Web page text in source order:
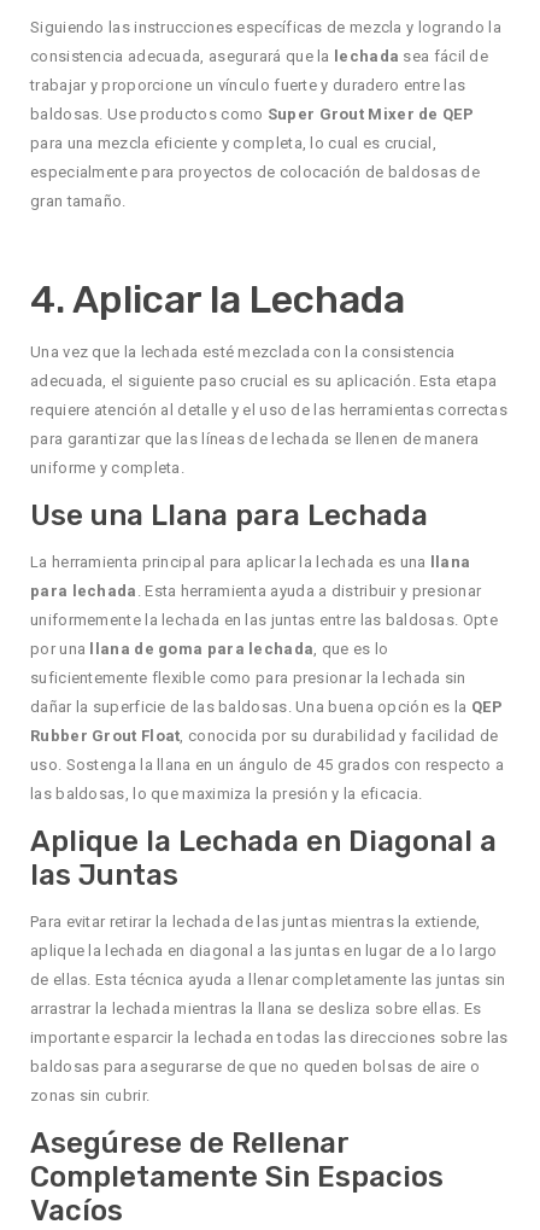
Siguiendo las instrucciones específicas de mezcla y logrando la
consistencia adecuada, asegurará que la
lechada sea fácil de
trabajar y proporcione un vínculo fuerte y duradero entre las
baldosas. Use productos como Super Grout Mixer de QEP
para una mezcla eficiente y completa, lo cual es crucial,
especialmente para proyectos de colocación de baldosas de
gran tamaño.
4. Aplicar la Lechada
Una vez que la lechada esté mezclada con la consistencia
adecuada, el siguiente paso crucial es su aplicación. Esta etapa
requiere atención al detalle y el uso de las herramientas correctas
para garantizar que las líneas de lechada se llenen de manera
uniforme y completa.
Use una Llana para Lechada
La herramienta principal para aplicar la lechada es una
llana
para lechada . Esta herramienta ayuda a distribuir y presionar
uniformemente la lechada en las juntas entre las baldosas. Opte
por una
llana de goma para lechada, que es lo
suficientemente flexible como para presionar la lechada sin
dañar la superficie de las baldosas. Una buena opción es la QEP
Rubber Grout Float, conocida por su durabilidad y facilidad de
uso. Sostenga la llana en un ángulo de 45 grados con respecto a
las baldosas, lo que maximiza la presión y la eficacia.
Aplique la Lechada en Diagonal a
las Juntas
Para evitar retirar la lechada de las juntas mientras la extiende,
aplique la lechada en diagonal a las juntas en lugar de a lo largo
de ellas. Esta técnica ayuda a llenar completamente las juntas sin
arrastrar la lechada mientras la llana se desliza sobre ellas. Es
importante esparcir la lechada en todas las direcciones sobre las
baldosas para asegurarse de que no queden bolsas de aire o
zonas sin cubrir.
Asegúrese de Rellenar
Completamente Sin Espacios
Vacíos